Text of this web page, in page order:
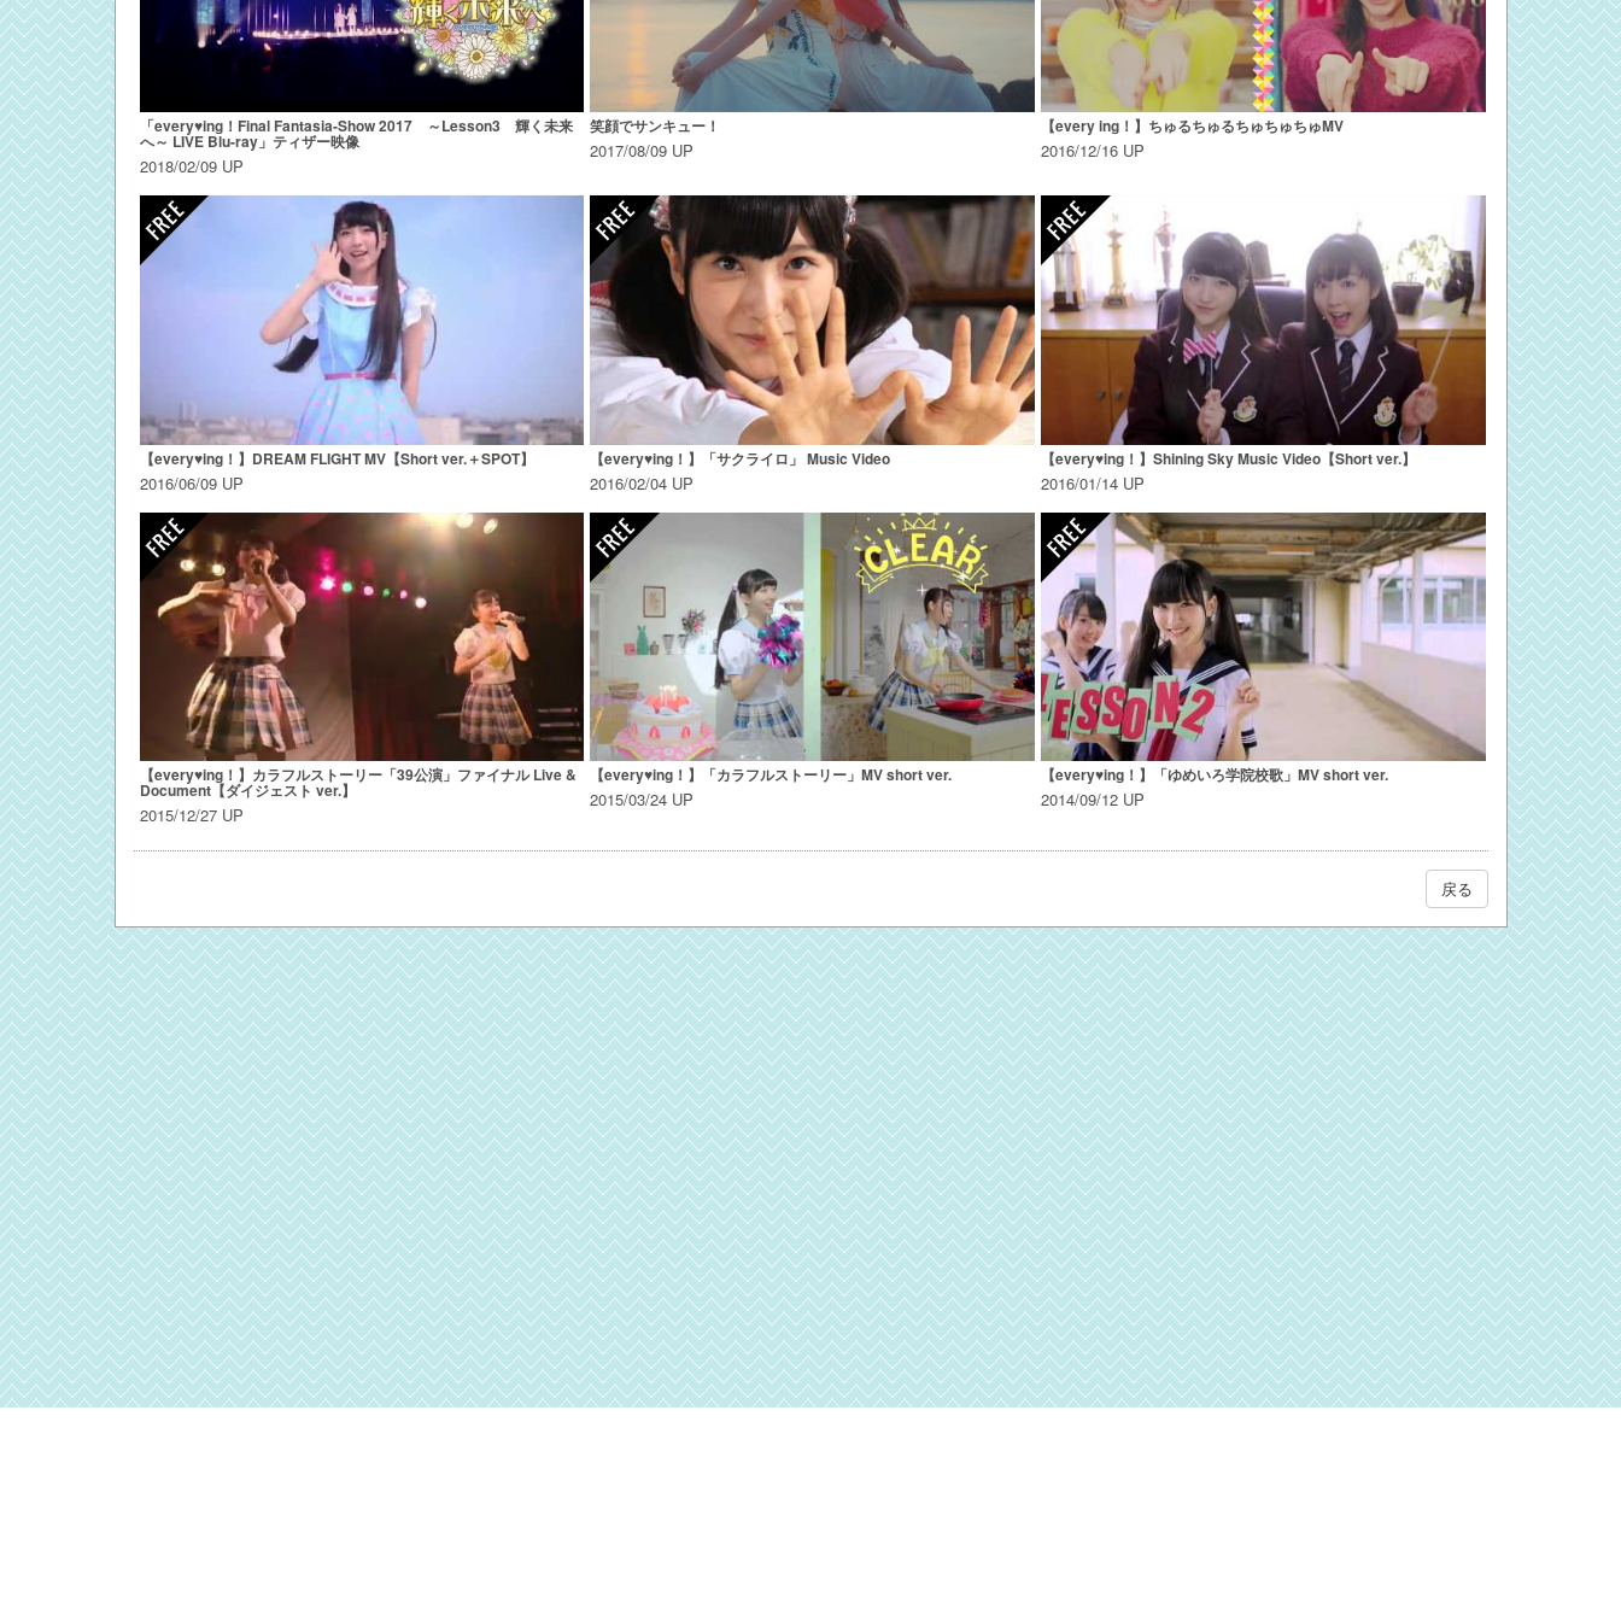
「every♥ing！Final Fantasia-Show 2017 ～Lesson3 輝く未来
へ～ LIVE Blu-ray」ティザー映像
2018/02/09 UP
笑顔でサンキュー！
2017/08/09 UP
【every ing！】ちゅるちゅるちゅちゅちゅMV
2016/12/16 UP
【every♥ing！】DREAM FLIGHT MV【Short ver.＋SPOT】
2016/06/09 UP
【every♥ing！】「サクライロ」 Music Video
2016/02/04 UP
【every♥ing！】Shining Sky Music Video【Short ver.】
2016/01/14 UP
【every♥ing！】カラフルストーリー「39公演」ファイナル Live &
Document【ダイジェスト ver.】
2015/12/27 UP
【every♥ing！】「カラフルストーリー」MV short ver.
2015/03/24 UP
【every♥ing！】「ゆめいろ学院校歌」MV short ver.
2014/09/12 UP
戻る